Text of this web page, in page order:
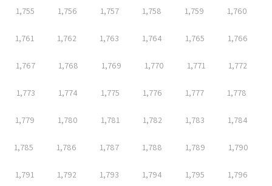
1,755 1,756 1,757 1,758 1,759 1,760
1,761 1,762 1,763 1,764 1,765 1,766
1,767 1,768 1,769 1,770 1,771 1,772
1,773 1,774 1,775 1,776 1,777 1,778
1,779 1,780 1,781 1,782 1,783 1,784
1,785 1,786 1,787 1,788 1,789 1,790
1,791 1,792 1,793 1,794 1,795 1,796